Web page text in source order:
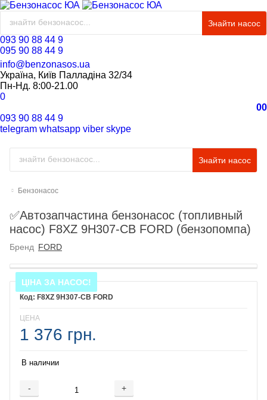
Знайти насос
093 90 88 44 9
095 90 88 44 9
info@benzonasos.ua
Україна, Київ Палладіна 32/34
Пн-Нд. 8:00-21.00
0
00
093 90 88 44 9
telegram whatsapp viber skype
Знайти насос
Бензонасос
✅Автозапчастина бензонасос (топливный
насос) F8XZ 9H307-CB FORD (бензопомпа)
Бренд FORD
ЦІНА ЗА НАСОС!
F8XZ 9H307-CB FORD
ЦЕНА
1 376 грн.
В наличии
- +
Добавляется...
Добавлен